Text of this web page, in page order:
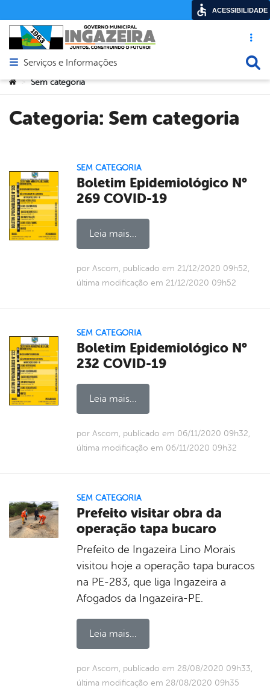
Acesso
Abrir menu principal de navegação
Serviços e Informações
Você está aqui:
> Sem categoria
Categoria: Sem categoria
SEM CATEGORIA
Boletim Epidemiológico N°
269 COVID-19
Leia mais...
por Ascom, publicado em 21/12/2020 09h52,
última modificação em 21/12/2020 09h52
SEM CATEGORIA
Boletim Epidemiológico N°
232 COVID-19
Leia mais...
por Ascom, publicado em 06/11/2020 09h32,
última modificação em 06/11/2020 09h32
SEM CATEGORIA
Prefeito visitar obra da
operação tapa bucaro
Prefeito de Ingazeira Lino Morais
visitou hoje a operação tapa buracos
na PE-283, que liga Ingazeira a
Afogados da Ingazeira-PE.
Leia mais...
por Ascom, publicado em 28/08/2020 09h33,
última modificação em 28/08/2020 09h35
ACESSIBILIDADE